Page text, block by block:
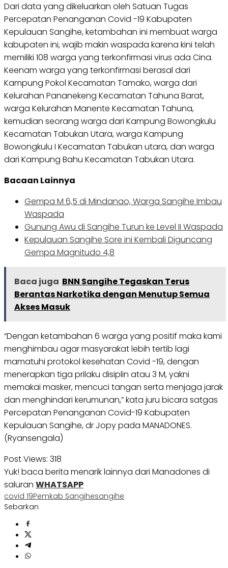
Dari data yang dikeluarkan oleh Satuan Tugas
Percepatan Penanganan Covid -19 Kabupaten
Kepulauan Sangihe, ketambahan ini membuat warga
kabupaten ini, wajib makin waspada karena kini telah
memiliki 108 warga yang terkonfirmasi virus ada Cina.
Keenam warga yang terkonfirmasi berasal dari
Kampung Pokol Kecamatan Tamako, warga dari
Kelurahan Pananekeng Kecamatan Tahuna Barat,
warga Kelurahan Manente Kecamatan Tahuna,
kemudian seorang warga dari Kampung Bowongkulu
Kecamatan Tabukan Utara, warga Kampung
Bowongkulu I Kecamatan Tabukan utara, dan warga
dari Kampung Bahu Kecamatan Tabukan Utara.
Bacaan Lainnya
Gempa M 6,5 di Mindanao, Warga Sangihe Imbau
Waspada
Gunung Awu di Sangihe Turun ke Level II Waspada
Kepulauan Sangihe Sore ini Kembali Diguncang
Gempa Magnitudo 4,8
Baca juga BNN Sangihe Tegaskan Terus
Berantas Narkotika dengan Menutup Semua
Akses Masuk
“Dengan ketambahan 6 warga yang positif maka kami
menghimbau agar masyarakat lebih tertib lagi
mamatuhi protokol kesehatan Covid -19, dengan
menerapkan tiga prilaku disiplin atau 3 M, yakni
memakai masker, mencuci tangan serta menjaga jarak
dan menghindari kerumunan,” kata juru bicara satgas
Percepatan Penanganan Covid-19 Kabupaten
Kepulauan Sangihe, dr Jopy pada MANADONES.
(Ryansengala)
Post Views: 318
Yuk! baca berita menarik lainnya dari Manadones di
saluran WHATSAPP
covid 19Pemkab Sangihesangihe
Sebarkan